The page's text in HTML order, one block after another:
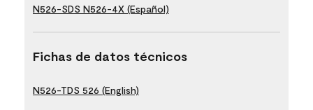
N526-SDS N526-4X (Español)
Fichas de datos técnicos
N526-TDS 526 (English)